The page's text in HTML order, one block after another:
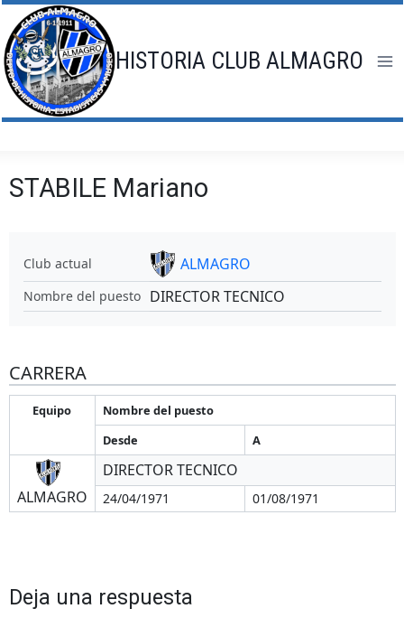
Saltar
al
contenido
HISTORIA CLUB ALMAGRO
STABILE Mariano
Club actual ALMAGRO
Nombre del puesto DIRECTOR TECNICO
CARRERA
Equipo
Nombre del puesto
Desde
A
ALMAGRO
DIRECTOR TECNICO
24/04/1971 01/08/1971
Deja una respuesta